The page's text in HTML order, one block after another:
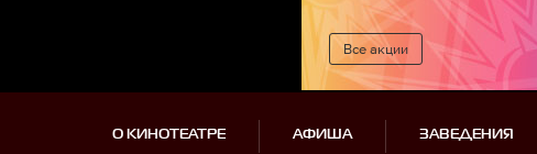
Все акции
О КИНОТЕАТРЕ АФИША ЗАВЕДЕНИЯ